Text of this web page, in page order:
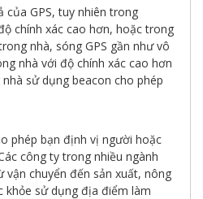
của GPS, tuy nhiên trong
chính xác cao hơn, hoặc trong
nhà, sóng GPS gần như vô
nhà với độ chính xác cao hơn
sử dụng beacon cho phép
phép bạn định vị người hoặc
công ty trong nhiều ngành
vận chuyển đến sản xuất, nông
khỏe sử dụng địa điểm làm